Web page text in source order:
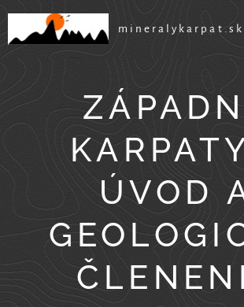
mineralykarpat.sk
ÚVOD